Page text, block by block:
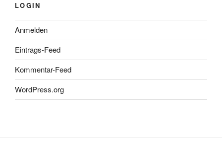
LOGIN
Anmelden
Eintrags-Feed
Kommentar-Feed
WordPress.org